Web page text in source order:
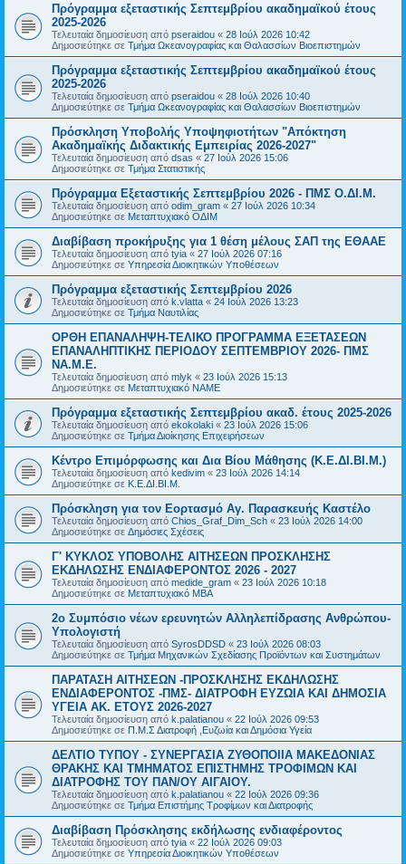
Πρόγραμμα εξεταστικής Σεπτεμβρίου ακαδημαϊκού έτους
2025-2026
Τελευταία δημοσίευση από pseraidou « 28 Ιούλ 2026 10:42
Δημοσιεύτηκε σε Τμήμα Ωκεανογραφίας και Θαλασσίων Βιοεπιστημών
Πρόγραμμα εξεταστικής Σεπτεμβρίου ακαδημαϊκού έτους
2025-2026
Τελευταία δημοσίευση από pseraidou « 28 Ιούλ 2026 10:40
Δημοσιεύτηκε σε Τμήμα Ωκεανογραφίας και Θαλασσίων Βιοεπιστημών
Πρόσκληση Υποβολής Υποψηφιοτήτων "Απόκτηση
Ακαδημαϊκής Διδακτικής Εμπειρίας 2026-2027"
Τελευταία δημοσίευση από dsas « 27 Ιούλ 2026 15:06
Δημοσιεύτηκε σε Τμήμα Στατιστικής
Πρόγραμμα Εξεταστικής Σεπτεμβρίου 2026 - ΠΜΣ Ο.ΔΙ.Μ.
Τελευταία δημοσίευση από odim_gram « 27 Ιούλ 2026 10:34
Δημοσιεύτηκε σε Μεταπτυχιακό ΟΔΙΜ
Διαβίβαση προκήρυξης για 1 θέση μέλους ΣΑΠ της ΕΘΑΑΕ
Τελευταία δημοσίευση από tyia « 27 Ιούλ 2026 07:16
Δημοσιεύτηκε σε Υπηρεσία Διοικητικών Υποθέσεων
Πρόγραμμα εξεταστικής Σεπτεμβρίου 2026
Τελευταία δημοσίευση από k.vlatta « 24 Ιούλ 2026 13:23
Δημοσιεύτηκε σε Τμήμα Ναυτιλίας
ΟΡΘΗ ΕΠΑΝΑΛΗΨΗ-ΤΕΛΙΚΟ ΠΡΟΓΡΑΜΜΑ ΕΞΕΤΑΣΕΩΝ
ΕΠΑΝΑΛΗΠΤΙΚΗΣ ΠΕΡΙΟΔΟΥ ΣΕΠΤΕΜΒΡΙΟΥ 2026- ΠΜΣ
ΝΑ.Μ.Ε.
Τελευταία δημοσίευση από mlyk « 23 Ιούλ 2026 15:13
Δημοσιεύτηκε σε Μεταπτυχιακό ΝΑΜΕ
Πρόγραμμα εξεταστικής Σεπτεμβρίου ακαδ. έτους 2025-2026
Τελευταία δημοσίευση από ekokolaki « 23 Ιούλ 2026 15:06
Δημοσιεύτηκε σε Τμήμα Διοίκησης Επιχειρήσεων
Κέντρο Επιμόρφωσης και Δια Βίου Μάθησης (Κ.Ε.ΔΙ.ΒΙ.Μ.)
Τελευταία δημοσίευση από kedivim « 23 Ιούλ 2026 14:14
Δημοσιεύτηκε σε Κ.Ε.ΔΙ.ΒΙ.Μ.
Πρόσκληση για τον Εορτασμό Αγ. Παρασκευής Καστέλο
Τελευταία δημοσίευση από Chios_Graf_Dim_Sch « 23 Ιούλ 2026 14:00
Δημοσιεύτηκε σε Δημόσιες Σχέσεις
Γ' ΚΥΚΛΟΣ ΥΠΟΒΟΛΗΣ ΑΙΤΗΣΕΩΝ ΠΡΟΣΚΛΗΣΗΣ
ΕΚΔΗΛΩΣΗΣ ΕΝΔΙΑΦΕΡΟΝΤΟΣ 2026 - 2027
Τελευταία δημοσίευση από medide_gram « 23 Ιούλ 2026 10:18
Δημοσιεύτηκε σε Μεταπτυχιακό MBA
2ο Συμπόσιο νέων ερευνητών Αλληλεπίδρασης Ανθρώπου-
Υπολογιστή
Τελευταία δημοσίευση από SyrosDDSD « 23 Ιούλ 2026 08:03
Δημοσιεύτηκε σε Τμήμα Μηχανικών Σχεδίασης Προϊόντων και Συστημάτων
ΠΑΡΑΤΑΣΗ ΑΙΤΗΣΕΩΝ -ΠΡΟΣΚΛΗΣΗΣ ΕΚΔΗΛΩΣΗΣ
ΕΝΔΙΑΦΕΡΟΝΤΟΣ -ΠΜΣ- ΔΙΑΤΡΟΦΗ ΕΥΖΩΙΑ ΚΑΙ ΔΗΜΟΣΙΑ
ΥΓΕΙΑ AK. ETOYΣ 2026-2027
Τελευταία δημοσίευση από k.palatianou « 22 Ιούλ 2026 09:53
Δημοσιεύτηκε σε Π.Μ.Σ Διατροφή ,Ευζωία και Δημόσια Υγεία
ΔΕΛΤΙΟ ΤΥΠΟΥ - ΣΥΝΕΡΓΑΣΙΑ ΖΥΘΟΠΟΙΙΑ ΜΑΚΕΔΟΝΙΑΣ
ΘΡΑΚΗΣ ΚΑΙ ΤΜΗΜΑΤΟΣ ΕΠΙΣΤΗΜΗΣ ΤΡΟΦΙΜΩΝ ΚΑΙ
ΔΙΑΤΡΟΦΗΣ ΤΟΥ ΠΑΝ/ΟΥ ΑΙΓΑΙΟΥ.
Τελευταία δημοσίευση από k.palatianou « 22 Ιούλ 2026 09:36
Δημοσιεύτηκε σε Τμήμα Επιστήμης Τροφίμων και Διατροφής
Διαβίβαση Πρόσκλησης εκδήλωσης ενδιαφέροντος
Τελευταία δημοσίευση από tyia « 22 Ιούλ 2026 09:03
Δημοσιεύτηκε σε Υπηρεσία Διοικητικών Υποθέσεων